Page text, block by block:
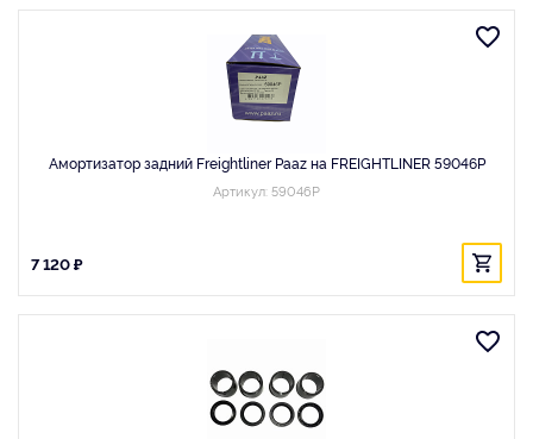
Амортизатор задний Freightliner Paaz на FREIGHTLINER 59046P
Артикул: 59046P
7 120 ₽